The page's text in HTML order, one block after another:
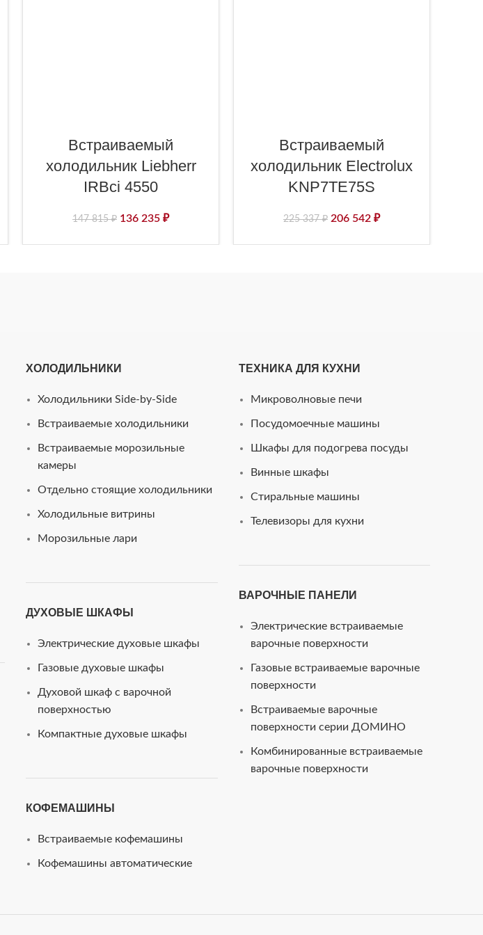
Встраиваемый
холодильник Liebherr
IRBci 4550
147 815₽ 136 235 ₽
Встраиваемый
холодильник Electrolux
KNP7TE75S
225 337₽ 206 542 ₽
ХОЛОДИЛЬНИКИ
Холодильники Side-by-Side
Встраиваемые холодильники
Встраиваемые морозильные
камеры
Отдельно стоящие холодильники
Холодильные витрины
Морозильные лари
ДУХОВЫЕ ШКАФЫ
Электрические духовые шкафы
Газовые духовые шкафы
Духовой шкаф с варочной
поверхностью
Компактные духовые шкафы
КОФЕМАШИНЫ
Встраиваемые кофемашины
Кофемашины автоматические
ТЕХНИКА ДЛЯ КУХНИ
Микроволновые печи
Посудомоечные машины
Шкафы для подогрева посуды
Винные шкафы
Стиральные машины
Телевизоры для кухни
ВАРОЧНЫЕ ПАНЕЛИ
Электрические встраиваемые
варочные поверхности
Газовые встраиваемые варочные
поверхности
Встраиваемые варочные
поверхности серии ДОМИНО
Комбинированные встраиваемые
варочные поверхности